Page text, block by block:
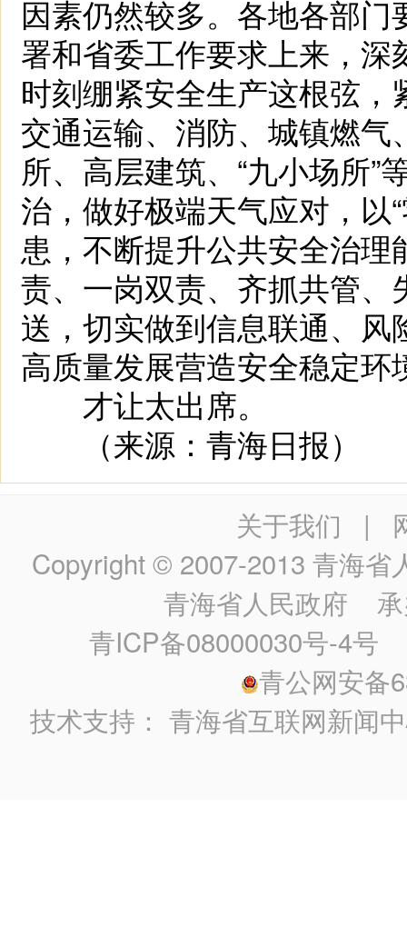
因素仍然较多。各地各部
署和省委工作要求上来，
时刻绷紧安全生产这根弦
交通运输、消防、城镇燃
所、高层建筑、“九小场所
治，做好极端天气应对，以
患，不断提升公共安全治理
责、一岗双责、齐抓共管、
送，切实做到信息联通、
高质量发展营造安全稳定环
才让太出席。
（来源：青海日报）
关于我们 |
Copyright © 2007-2013 青海省
青海省人民政府 承
青ICP备08000030号-4号
青公网安备
技术支持：青海省互联网新闻